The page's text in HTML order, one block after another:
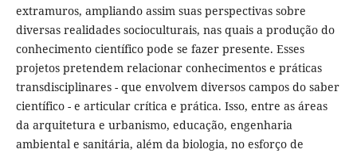
extramuros, ampliando assim suas perspectivas sobre
diversas realidades socioculturais, nas quais a produção do
conhecimento científico pode se fazer presente. Esses
projetos pretendem relacionar conhecimentos e práticas
transdisciplinares - que envolvem diversos campos do saber
científico - e articular crítica e prática. Isso, entre as áreas
da arquitetura e urbanismo, educação, engenharia
ambiental e sanitária, além da biologia, no esforço de